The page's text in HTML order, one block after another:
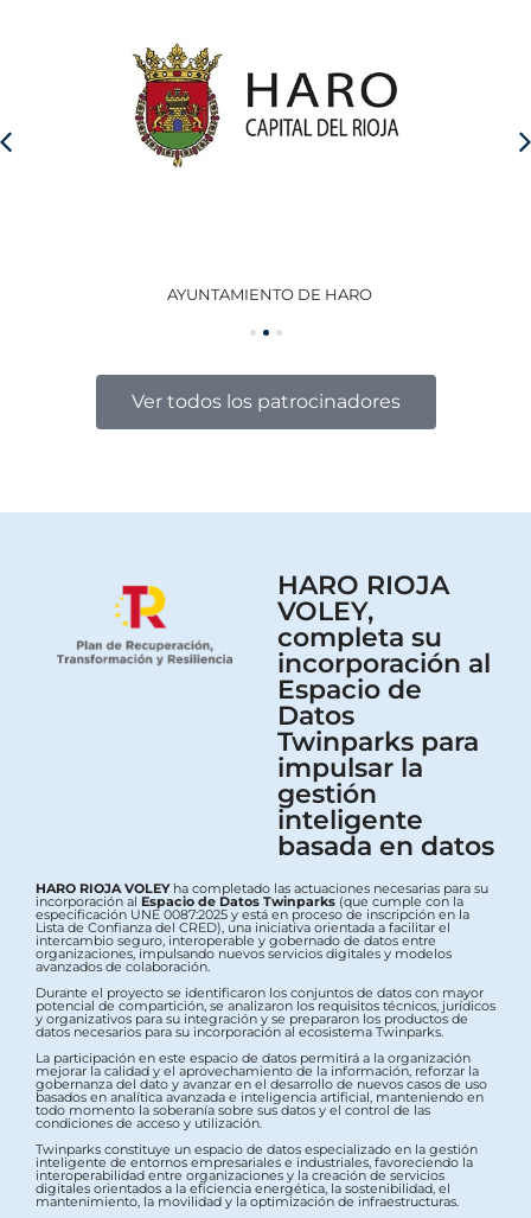
AYUNTAMIENTO DE HARO
Ver todos los patrocinadores
HARO RIOJA
VOLEY,
completa su
incorporación al
Espacio de
Datos
Twinparks para
impulsar la
gestión
inteligente
basada en datos
HARO RIOJA VOLEYha completado las actuaciones necesarias para su
incorporación al Espacio de Datos Twinparks (que cumple con la
especificación UNE 0087:2025 y está en proceso de inscripción en la
Lista de Confianza del CRED), una iniciativa orientada a facilitar el
intercambio seguro, interoperable y gobernado de datos entre
organizaciones, impulsando nuevos servicios digitales y modelos
avanzados de colaboración.
Durante el proyecto se identificaron los conjuntos de datos con mayor
potencial de compartición, se analizaron los requisitos técnicos, jurídicos
y organizativos para su integración y se prepararon los productos de
datos necesarios para su incorporación al ecosistema Twinparks.
La participación en este espacio de datos permitirá a la organización
mejorar la calidad y el aprovechamiento de la información, reforzar la
gobernanza del dato y avanzar en el desarrollo de nuevos casos de uso
basados en analítica avanzada e inteligencia artificial, manteniendo en
todo momento la soberanía sobre sus datos y el control de las
condiciones de acceso y utilización.
Twinparks constituye un espacio de datos especializado en la gestión
inteligente de entornos empresariales e industriales, favoreciendo la
interoperabilidad entre organizaciones y la creación de servicios
digitales orientados a la eficiencia energética, la sostenibilidad, el
mantenimiento, la movilidad y la optimización de infraestructuras.